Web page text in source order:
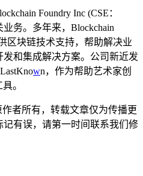
Foundry Inc (CSE：
务。多年来，Blockchain
区块链技术支持，帮助解决业
和集成解决方案。公司新近发
wn，作为帮助艺术家创
。
者所有，转载文章仅为传播更
有误，请第一时间联系我们修